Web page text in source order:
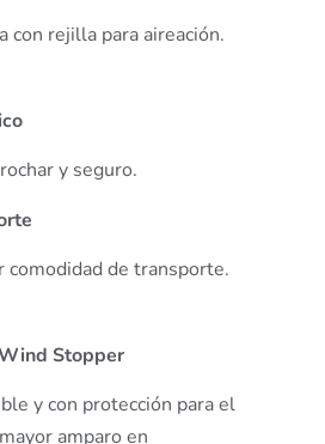
con rejilla para aireación.
y seguro.
comodidad de transporte.
Stopper
y con protección para el
amparo en